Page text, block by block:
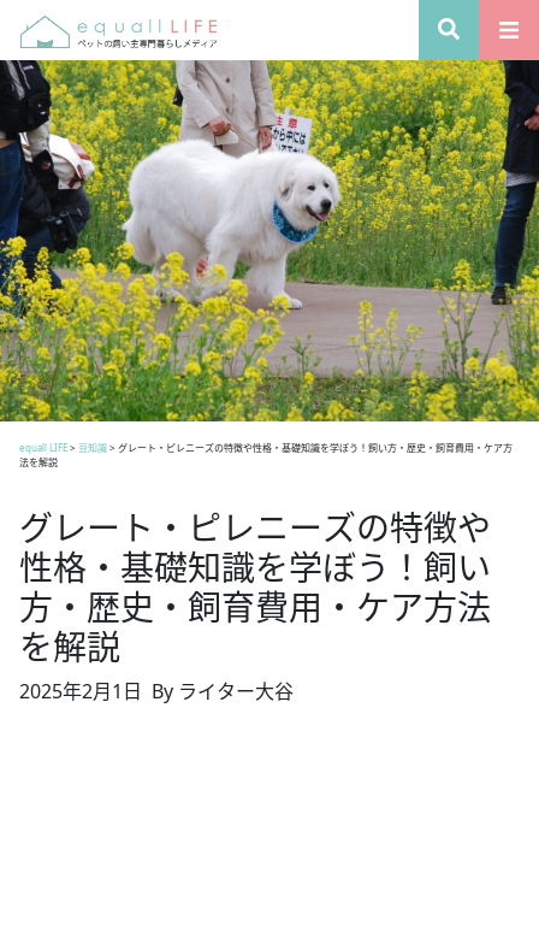
equall LIFE> 豆知識> グレート・ピレニーズの特徴や性格・基礎知識を学ぼう！飼い方・歴史・飼育費用・ケア方
法を解説
グレート・ピレニーズの特徴や
性格・基礎知識を学ぼう！飼い
方・歴史・飼育費用・ケア方法
を解説
2025年2月1日 By ライター大谷